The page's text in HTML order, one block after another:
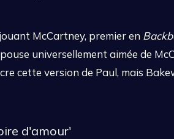
McCartney, premier en
universellement aimée de
cette version de Paul, mais
d'amour'